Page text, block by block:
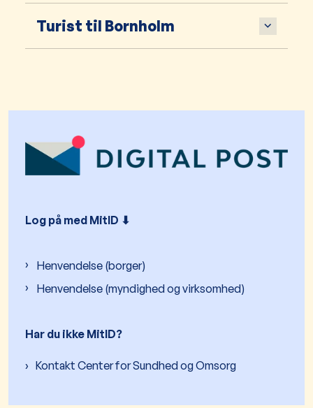
Turist til Bornholm
Log på med MitID ⬇︎
Henvendelse (borger)
Henvendelse (myndighed og virksomhed)
Har du ikke MitID?
Kontakt Center for Sundhed og Omsorg